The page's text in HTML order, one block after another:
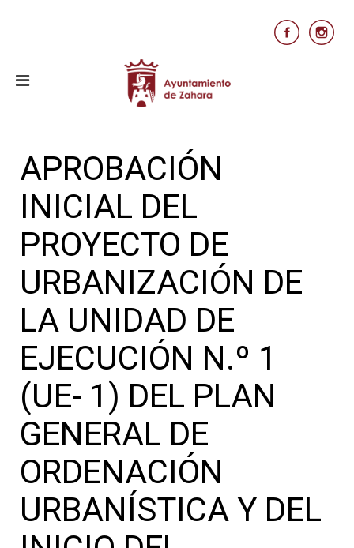
APROBACIÓN
INICIAL DEL
PROYECTO DE
URBANIZACIÓN DE
LA UNIDAD DE
EJECUCIÓN N.º 1
(UE- 1) DEL PLAN
GENERAL DE
ORDENACIÓN
URBANÍSTICA Y DEL